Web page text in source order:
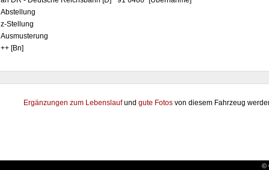
Abstellung
z-Stellung
Ausmusterung
++ [Bn]
Ergänzungen zum Lebenslaufund gute Fotos von diesem Fahrzeug
©